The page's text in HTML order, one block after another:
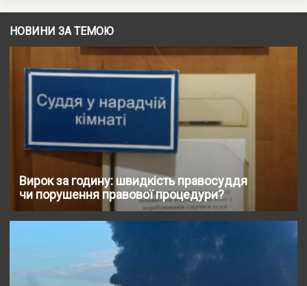
НОВИНИ ЗА ТЕМОЮ
Вирок за годину: швидкість правосуддя
чи порушення правової процедури?